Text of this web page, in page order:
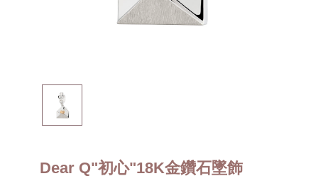
Dear Q"初心"18K金鑽石墜飾